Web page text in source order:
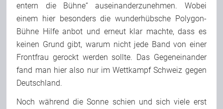
Support Us
Kalender
Playlisten
entern die Bühne“ auseinanderzunehmen. Wobei
einem hier besonders die wunderhübsche Polygon-
Bühne Hilfe anbot und erneut klar machte, dass es
keinen Grund gibt, warum nicht jede Band von einer
Frontfrau gerockt werden sollte. Das Gegeneinander
fand man hier also nur im Wettkampf Schweiz gegen
Deutschland.
Noch während die Sonne schien und sich viele erst